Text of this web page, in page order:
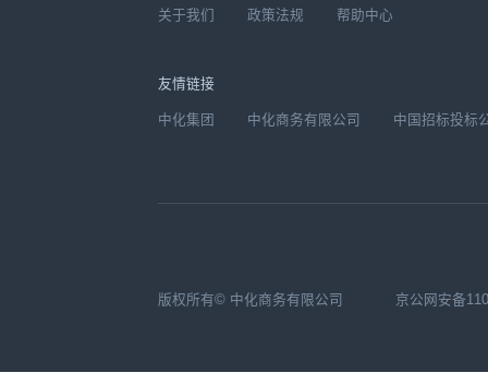
关于我们 政策法规 帮助中心
友情链接
中化集团 中化商务有限公司 中国招标投标
版权所有© 中化商务有限公司 京公网安备